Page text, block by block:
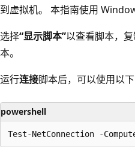
到虚拟机。 本指南使用
选择“显示脚本”以查看脚本，
本。
运行连接脚本后，可以使用以
powershell